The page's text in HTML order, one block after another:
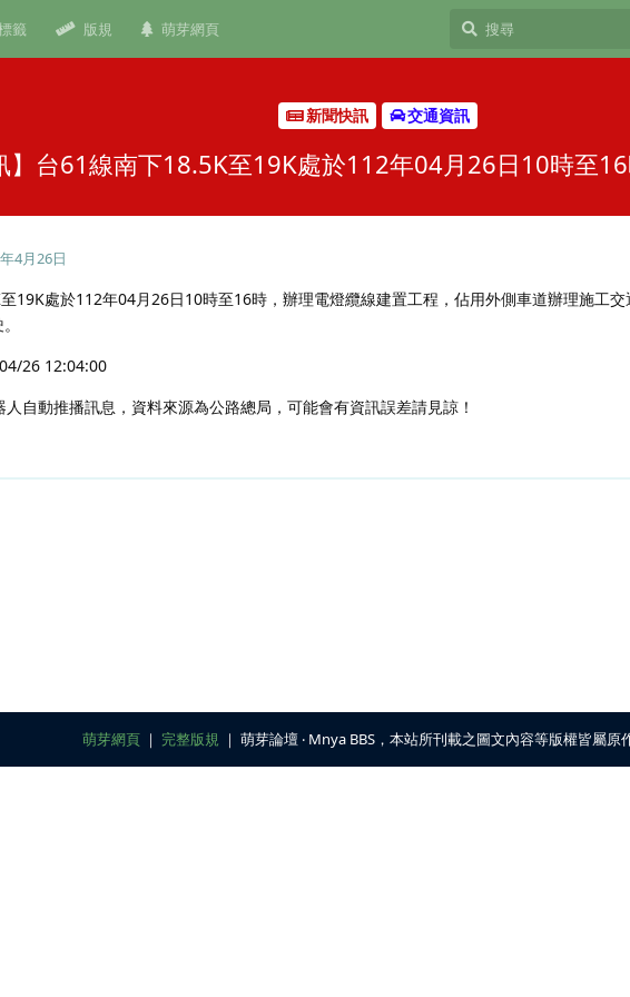
籤 版規 萌芽網頁
新聞快訊 交通資訊
】台61線南下18.5K至19K處於112年04月26日10時至
4月26日
19K處於112年04月26日10時至16時，辦理電燈纜線建置工程，佔用外側車道辦理施工交
26 12:04:00
自動推播訊息，資料來源為公路總局，可能會有資訊誤差請見諒！
萌芽網頁 ｜ 完整版規 ｜ 萌芽論壇 ‧ Mnya BBS，本站所刊載之圖文內容等版權皆屬原